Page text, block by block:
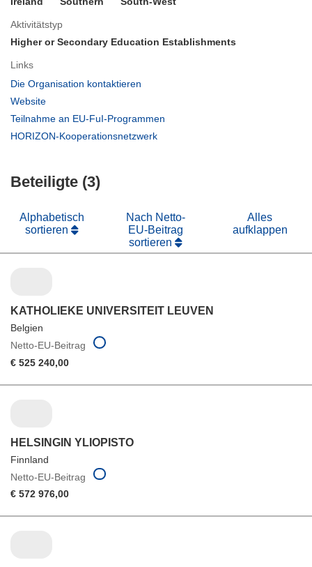
Aktivitätstyp
Higher or Secondary Education Establishments
Links
Die Organisation kontaktieren
Website
in
Fenster)
Teilnahme an EU-FuI-Programmen
HORIZON-Kooperationsnetzwerk
Beteiligte (3)
Alphabetisch
sortieren
Nach Netto-
EU-Beitrag
sortieren
Alles
aufklappen
KATHOLIEKE UNIVERSITEIT LEUVEN
Belgien
Netto-EU-Beitrag
€ 525 240,00
HELSINGIN YLIOPISTO
Finnland
Netto-EU-Beitrag
€ 572 976,00